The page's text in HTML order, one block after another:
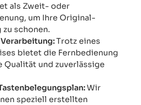
als Zweit- oder
um Ihre Original-
schonen.
Trotz eines
bietet die Fernbedienung
Qualität und zuverlässige
Wir
speziell erstellten